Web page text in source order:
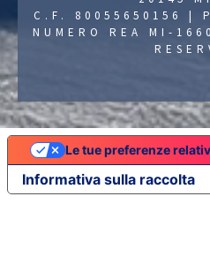
C.F. 80055650156 |
NUMERO REA MI-
Informativa sulla raccolta
Le tue preferenze